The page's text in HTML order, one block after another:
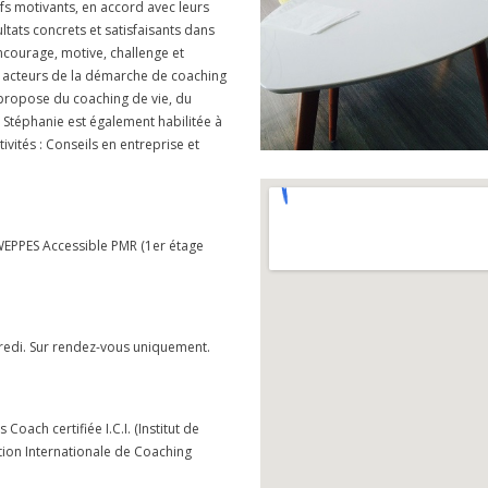
motivants, en accord avec leurs
concrets et satisfaisants dans
motive, challenge et
de la démarche de coaching
du coaching de vie, du
est également habilitée à
: Conseils en entreprise et
Accessible PMR (1er étage
Sur rendez-vous uniquement.
Coach certifiée I.C.I. (Institut de
Internationale de Coaching